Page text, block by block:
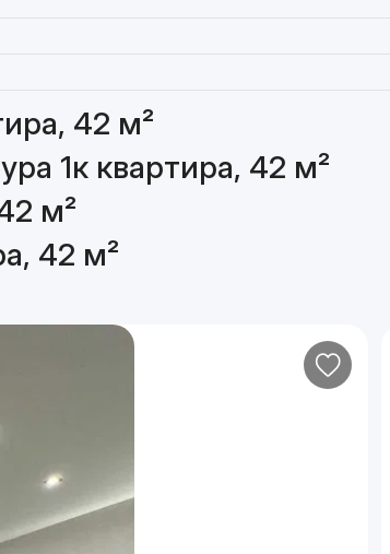
42 м²
1к квартира, 42 м²
м²
42 м²